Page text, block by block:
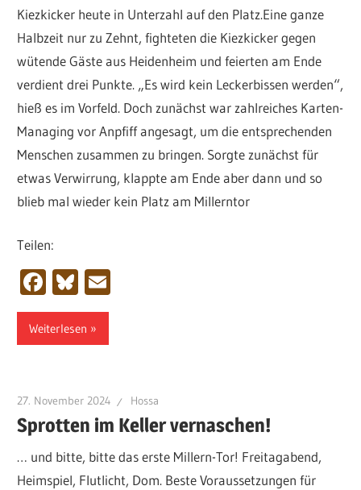
Kiezkicker heute in Unterzahl auf den Platz.Eine ganze
Halbzeit nur zu Zehnt, fighteten die Kiezkicker gegen
wütende Gäste aus Heidenheim und feierten am Ende
verdient drei Punkte. „Es wird kein Leckerbissen werden“,
hieß es im Vorfeld. Doch zunächst war zahlreiches Karten-
Managing vor Anpfiff angesagt, um die entsprechenden
Menschen zusammen zu bringen. Sorgte zunächst für
etwas Verwirrung, klappte am Ende aber dann und so
blieb mal wieder kein Platz am Millerntor
Teilen:
Facebook
Bluesky
Weiterlesen
27. November 2024 Hossa
Sprotten im Keller vernaschen!
… und bitte, bitte das erste Millern-Tor! Freitagabend,
Heimspiel, Flutlicht, Dom. Beste Voraussetzungen für